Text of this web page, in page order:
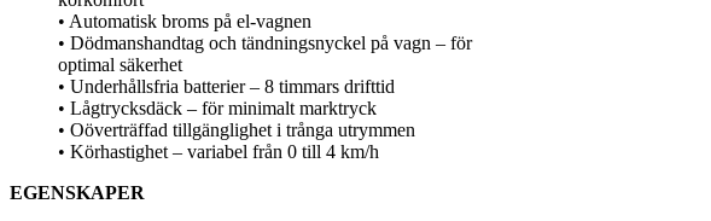
• Automatisk broms på el-vagnen
• Dödmanshandtag och tändningsnyckel på vagn – för
optimal säkerhet
• Underhållsfria batterier – 8 timmars drifttid
• Lågtrycksdäck – för minimalt marktryck
• Oöverträffad tillgänglighet i trånga utrymmen
• Körhastighet – variabel från 0 till 4 km/h
EGENSKAPER